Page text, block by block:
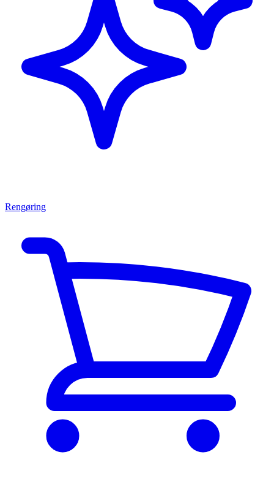
Rengøring